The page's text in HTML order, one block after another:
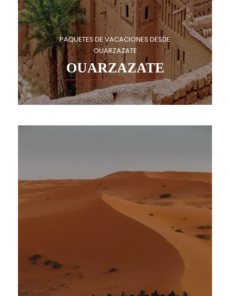
PAQUETES DE VACACIONES DESDE
OUARZAZATE
OUARZAZATE